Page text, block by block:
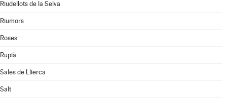
Riudellots de la Selva
Riumors
Roses
Rupià
Sales de Llierca
Salt